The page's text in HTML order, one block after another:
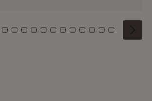
0 1
Kachel: 2
Zu Kachel: 3
Zu Kachel: 4
Zu Kachel: 5
Zu Kachel: 6
Zu Kachel: 7
Zu Kachel: 8
Zu Kachel: 9
Zu Kachel: 10
Zu Kachel: 11
Zu Kachel: 12
Zu Kachel:
Zu